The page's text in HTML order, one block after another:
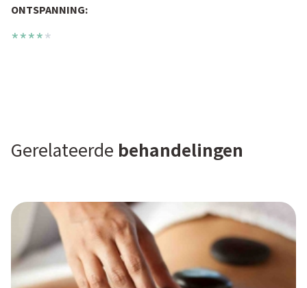
ONTSPANNING:
*****
Gerelateerde behandelingen